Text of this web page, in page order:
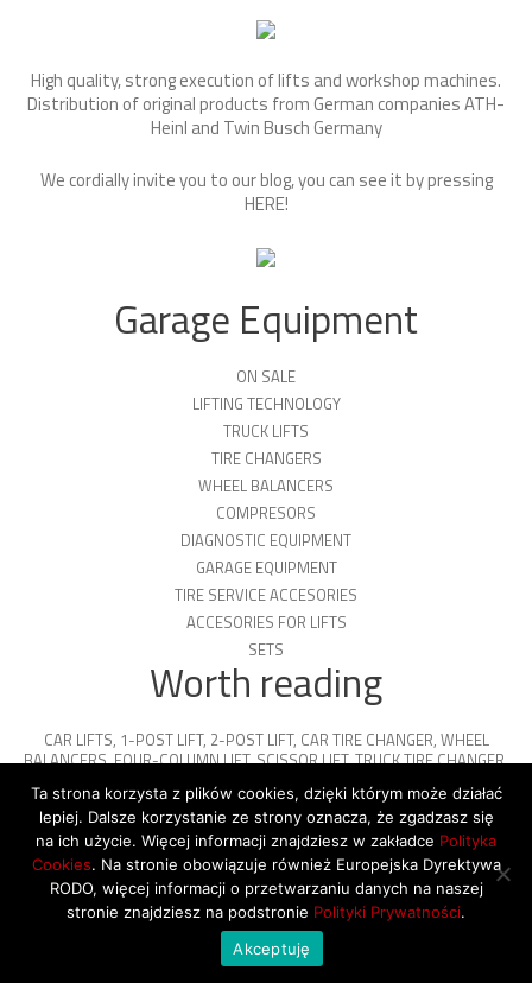
High quality, strong execution of lifts and workshop machines.
Distribution of original products from German companies ATH-
Heinl and Twin Busch Germany
We cordially invite you to our blog, you can see it by pressing
HERE!
Garage Equipment
ON SALE
LIFTING TECHNOLOGY
TRUCK LIFTS
TIRE CHANGERS
WHEEL BALANCERS
COMPRESORS
DIAGNOSTIC EQUIPMENT
GARAGE EQUIPMENT
TIRE SERVICE ACCESORIES
ACCESORIES FOR LIFTS
SETS
Worth reading
CAR LIFTS, 1-POST LIFT, 2-POST LIFT, CAR TIRE CHANGER, WHEEL
BALANCERS,FOUR-COLUMN LIFT,SCISSOR LIFT,TRUCK TIRE CHANGER,
ENGINE OIL
PARKING PLATFORMS
© 2026 Copyright by SiegStar. All rights
reserved
Regulamin Shipping
Ta strona korzysta z plików cookies, dzięki którym może działać
lepiej. Dalsze korzystanie ze strony oznacza, że zgadzasz się
na ich użycie. Więcej informacji znajdziesz w zakładce Polityka
Cookies. Na stronie obowiązuje również Europejska Dyrektywa
RODO, więcej informacji o przetwarzaniu danych na naszej
stronie znajdziesz na podstronie Polityki Prywatności.
Akceptuję